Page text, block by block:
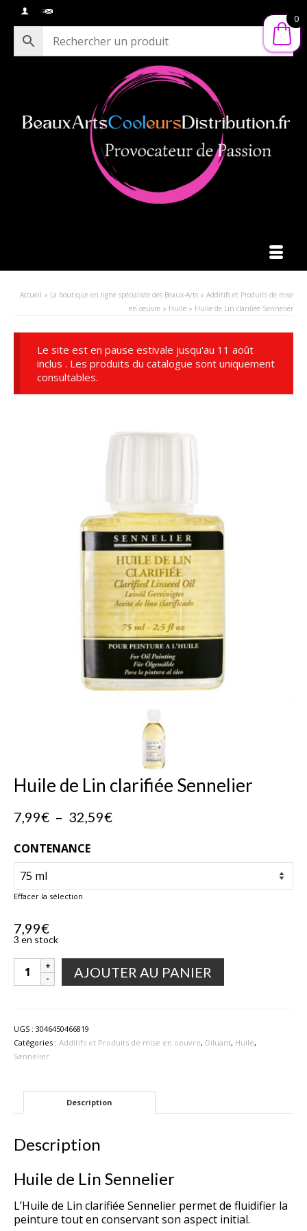
Accueil » La boutique en ligne spécialiste des Beaux-Arts » Additifs et Produits de mise
en oeuvre » Huile » Huile de Lin clarifiée Sennelier
Le site est en pause estivale jusqu'au 11 août
inclus . Les produits du catalogue sont uniquement
consultables.
Huile de Lin clarifiée Sennelier
7,99€ – 32,59€Plage
32,59€
CONTENANCE
Effacer la sélection
7,99€
3 en stock
quantité
clarifiée
Sennelier
AJOUTER AU PANIER
UGS : 3046450466819
Catégories : Additifs et Produits de mise en oeuvre, Diluant, Huile,
Sennelier
Description
Description
Huile de Lin Sennelier
L’Huile de Lin clarifiée Sennelier permet de fluidifier la
peinture tout en conservant son aspect initial.
0